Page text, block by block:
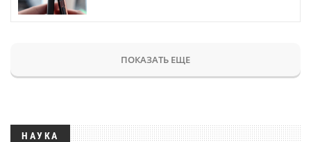
ПОКАЗАТЬ ЕЩЕ
НАУКА